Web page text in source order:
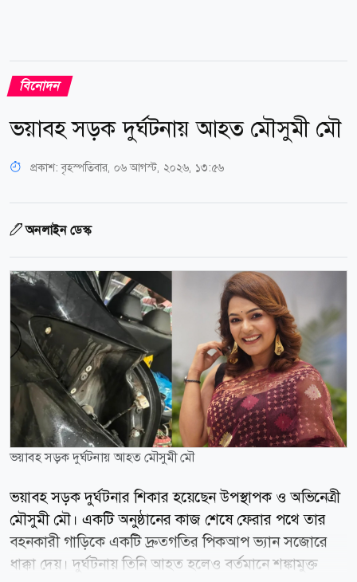
বিনোদন
ভয়াবহ সড়ক দুর্ঘটনায় আহত মৌসুমী মৌ
প্রকাশ:বৃহস্পতিবার, ০৬ আগস্ট, ২০২৬, ১৩:৫৬
অনলাইন ডেস্ক
ভয়াবহ সড়ক দুর্ঘটনায় আহত মৌসুমী মৌ
ভয়াবহ সড়ক দুর্ঘটনার শিকার হয়েছেন উপস্থাপক ও অভিনেত্রী
মৌসুমী মৌ। একটি অনুষ্ঠানের কাজ শেষে ফেরার পথে তার
বহনকারী গাড়িকে একটি দ্রুতগতির পিকআপ ভ্যান সজোরে
ধাক্কা দেয়। দুর্ঘটনায় তিনি আহত হলেও বর্তমানে শঙ্কামুক্ত